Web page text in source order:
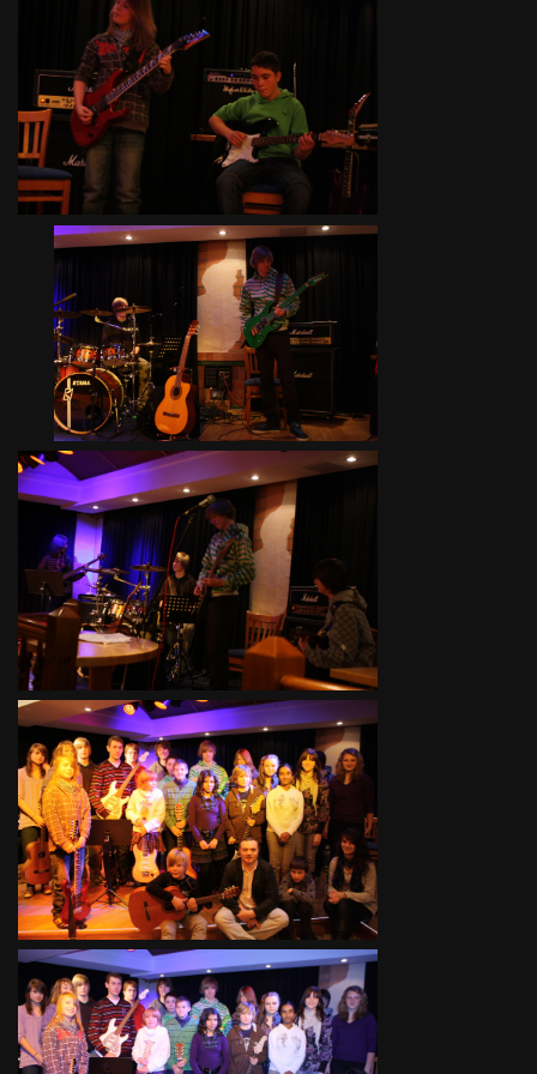
Ferienfinale
Freizeit 2010
Ferienfinale
Freizeit 2010
Ferienfinale
Freizeit 2010